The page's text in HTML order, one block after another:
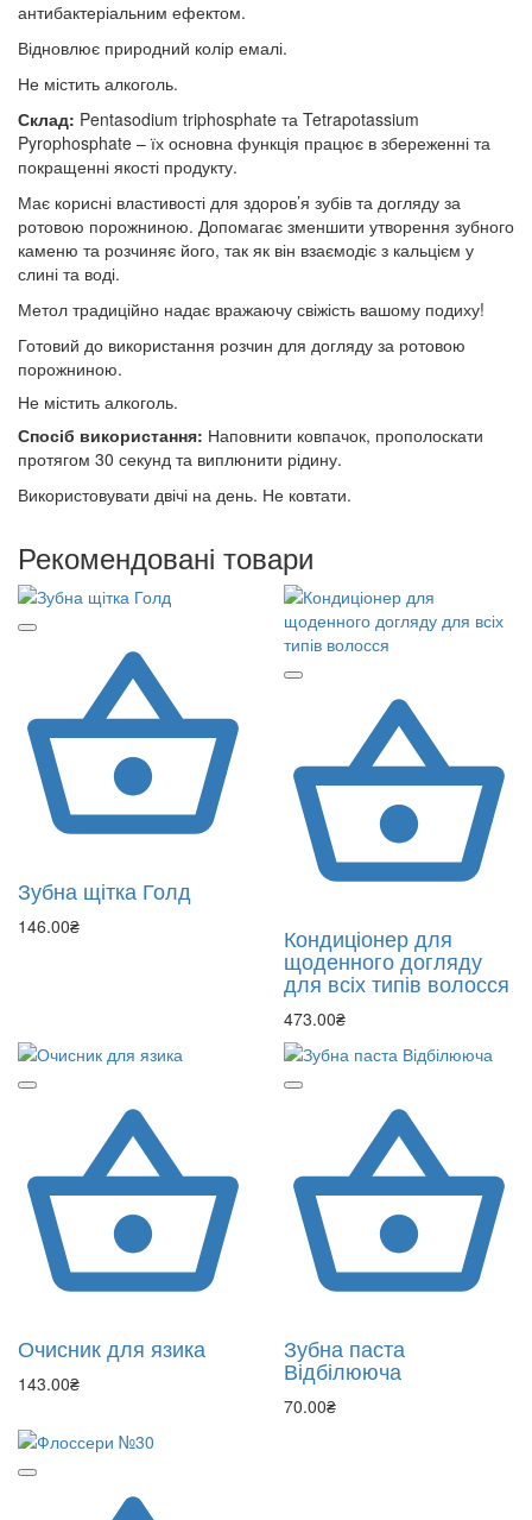
антибактеріальним ефектом.
Відновлює природний колір емалі.
Не містить алкоголь.
Склад: Pentasodium triphosphate та Tetrapotassium
Pyrophosphate – їх основна функція працює в збереженні та
покращенні якості продукту.
Має корисні властивості для здоров’я зубів та догляду за
ротовою порожниною. Допомагає зменшити утворення зубного
каменю та розчиняє його, так як він взаємодіє з кальцієм у
слині та воді.
Метол традиційно надає вражаючу свіжість вашому подиху!
Готовий до використання розчин для догляду за ротовою
порожниною.
Не містить алкоголь.
Спосіб використання: Наповнити ковпачок, прополоскати
протягом 30 секунд та виплюнити рідину.
Використовувати двічі на день. Не ковтати.
Рекомендовані товари
Зубна щітка Голд
146.00₴ Кондиціонер для
щоденного догляду
для всіх типів волосся
473.00₴
Очисник для язика
143.00₴
Зубна паста
Відбілююча
70.00₴